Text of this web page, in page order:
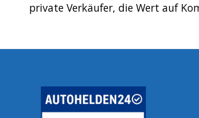
private Verkäufer, die Wert auf